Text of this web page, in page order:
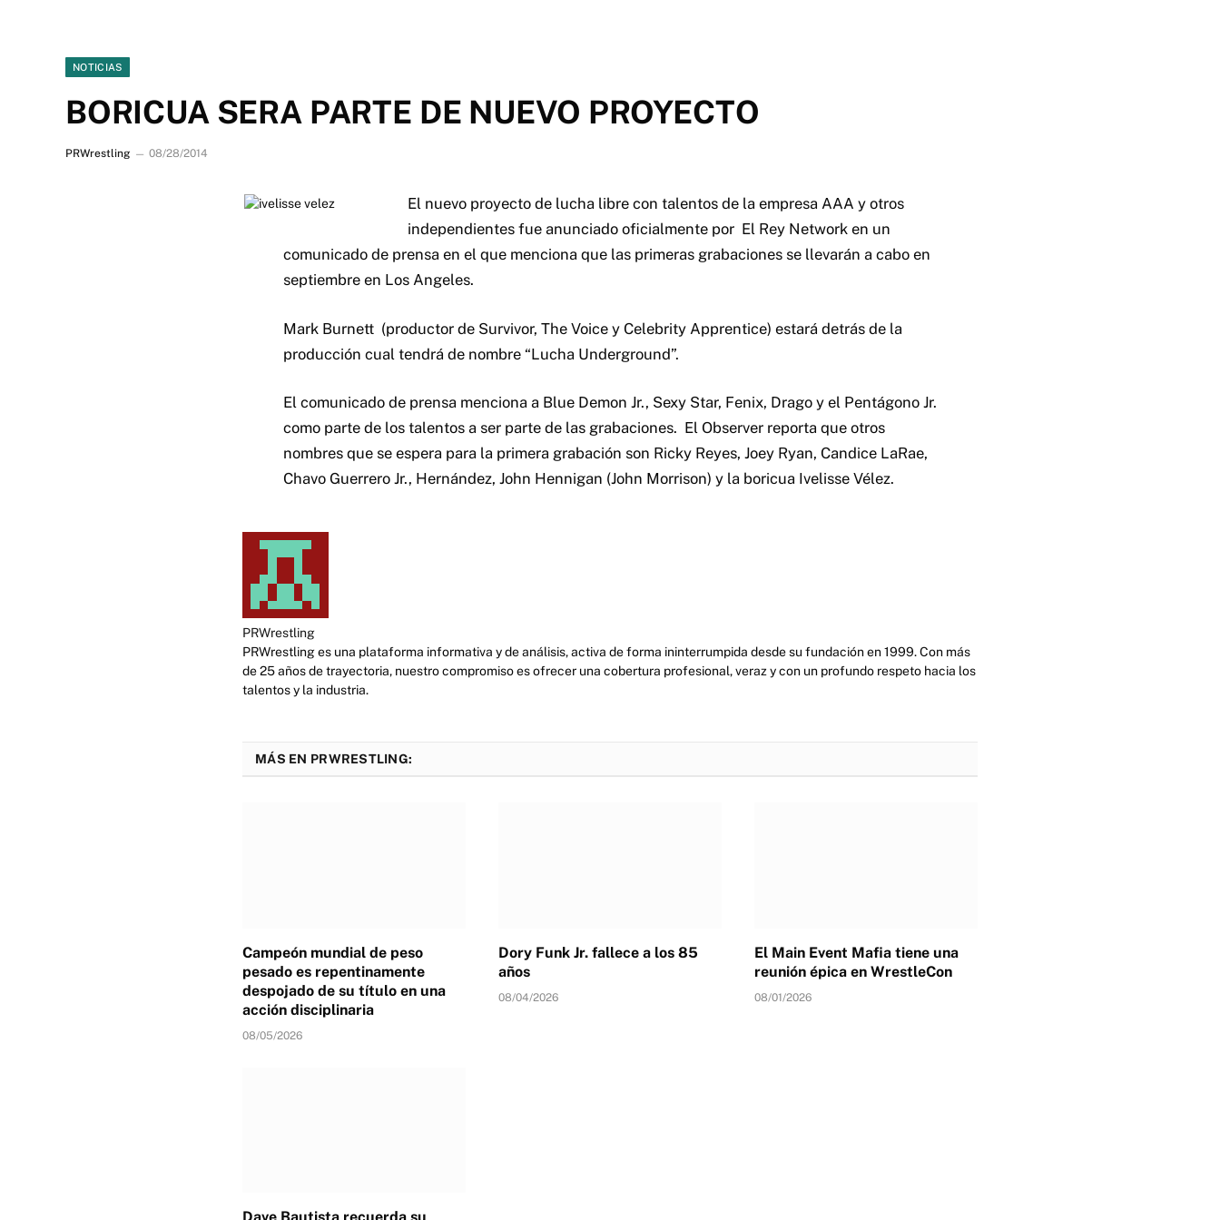
NOTICIAS
BORICUA SERA PARTE DE NUEVO PROYECTO
PRWrestling 08/28/2014
El nuevo proyecto de lucha libre con talentos de la empresa AAA y otros
independientes fue anunciado oficialmente por El Rey Network en un
comunicado de prensa en el que menciona que las primeras grabaciones se llevarán a cabo en
septiembre en Los Angeles.
Mark Burnett (productor de Survivor, The Voice y Celebrity Apprentice) estará detrás de la
producción cual tendrá de nombre “Lucha Underground”.
El comunicado de prensa menciona a Blue Demon Jr., Sexy Star, Fenix​​, Drago y el Pentágono Jr.
como parte de los talentos a ser parte de las grabaciones. El Observer reporta que otros
nombres que se espera para la primera grabación son Ricky Reyes, Joey Ryan, Candice LaRae,
Chavo Guerrero Jr., Hernández, John Hennigan (John Morrison) y la boricua Ivelisse Vélez.
PRWrestling
PRWrestling es una plataforma informativa y de análisis, activa de forma ininterrumpida desde su fundación en 1999. Con más
de 25 años de trayectoria, nuestro compromiso es ofrecer una cobertura profesional, veraz y con un profundo respeto hacia los
talentos y la industria.
MÁS EN PRWRESTLING:
Campeón mundial de peso
pesado es repentinamente
despojado de su título en una
acción disciplinaria
08/05/2026
Dory Funk Jr. fallece a los 85
años
08/04/2026
El Main Event Mafia tiene una
reunión épica en WrestleCon
08/01/2026